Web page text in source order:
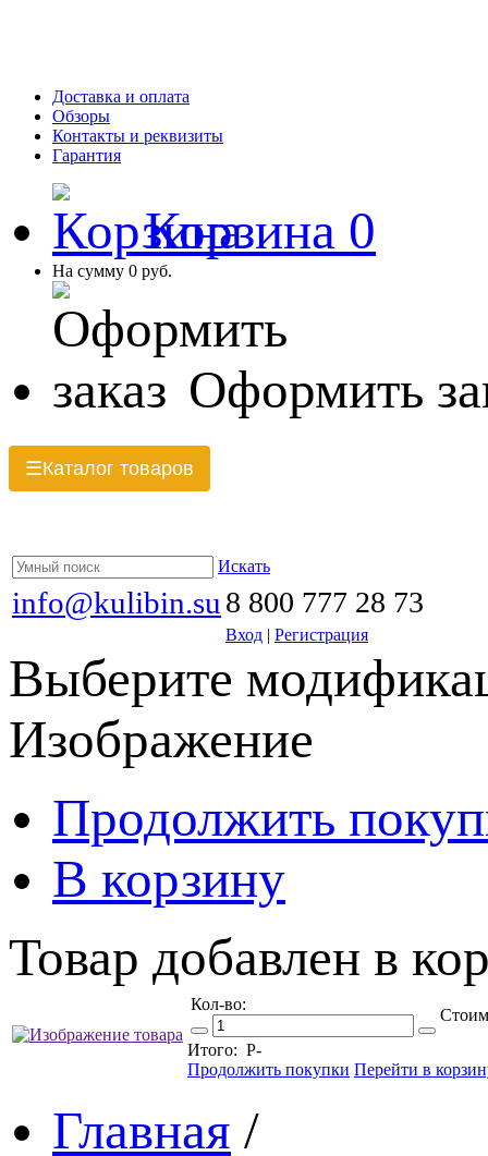
Доставка и оплата
Обзоры
Контакты и реквизиты
Гарантия
Корзина 0
На сумму 0 руб.
Оформить
☰Каталог товаров
Искать
info@kulibin.su 8 800 777 28 73
Вход | Регистрация
Выберите
Изображение
Продолжить
В корзину
Товар добавлен в
Кол-во:
Итого: Р-
Продолжить покупки Перейти в
Главная /